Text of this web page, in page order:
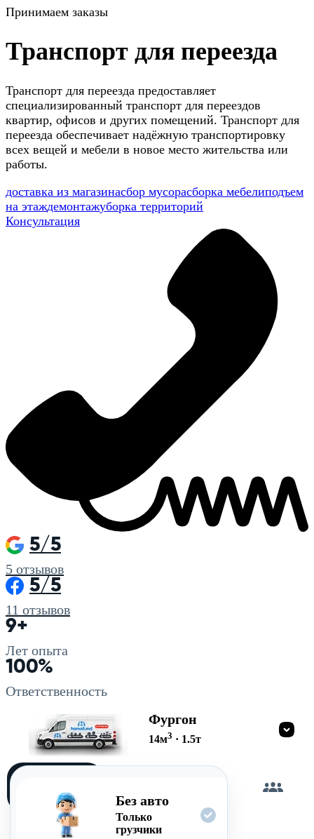
Принимаем заказы
Транспорт для переезда
Транспорт для переезда предоставляет
специализированный транспорт для переездов
квартир, офисов и других помещений. Транспорт для
переезда обеспечивает надёжную транспортировку
всех вещей и мебели в новое место жительства или
работы.
доставка из магазинасбор мусорасборка мебелиподъем
на этаждемонтажуборка территорий
Консультация
5/5
5 отзывов
5/5
11 отзывов
9+
Лет опыта
100%
Ответственность
Фургон
14м3 · 1.5т
Без авто
Только
грузчики